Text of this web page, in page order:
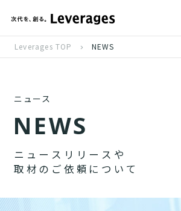
Leverages TOP NEWS
ニュース
NEWS
ニ ュ ー ス リ リ ー ス や
取 材 の ご 依 頼 に つ い て